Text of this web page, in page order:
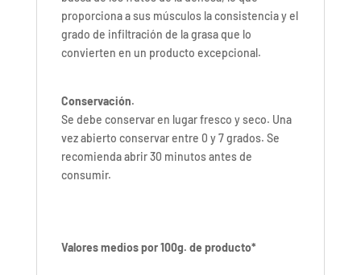
proporciona a sus músculos la consistencia y el
grado de infiltración de la grasa que lo
convierten en un producto excepcional.
Conservación.
Se debe conservar en lugar fresco y seco. Una
vez abierto conservar entre 0 y 7 grados. Se
recomienda abrir 30 minutos antes de
consumir.
Valores medios por 100g. de producto*